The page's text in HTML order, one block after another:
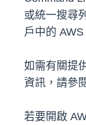
或統一搜尋
戶中的 AWS
如需有關提
資訊，請參
若要開啟